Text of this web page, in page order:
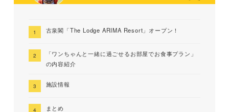
古泉閣「The Lodge ARIMA Resort」オープン！
「ワンちゃんと一緒に過ごせるお部屋でお食事プラン」
の内容紹介
施設情報
まとめ